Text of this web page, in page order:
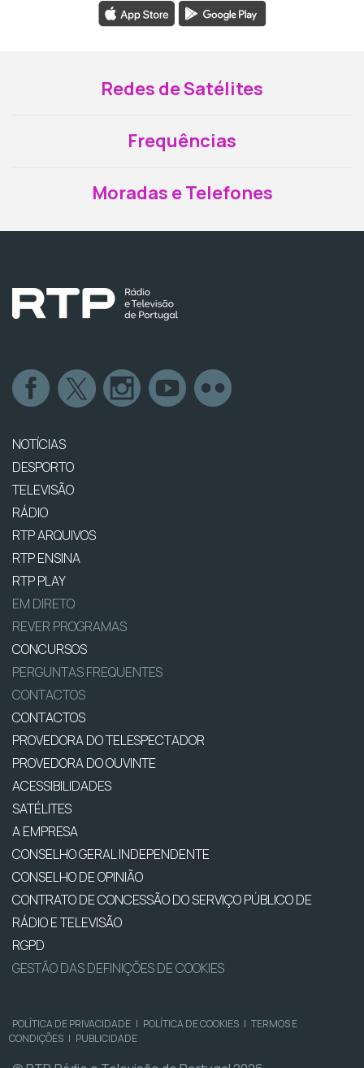
Redes de Satélites
Frequências
Moradas e Telefones
NOTÍCIAS
DESPORTO
TELEVISÃO
RÁDIO
RTP ARQUIVOS
RTP ENSINA
RTP PLAY
EM DIRETO
REVER PROGRAMAS
CONCURSOS
PERGUNTAS FREQUENTES
CONTACTOS
CONTACTOS
PROVEDORA DO TELESPECTADOR
PROVEDORA DO OUVINTE
ACESSIBILIDADES
SATÉLITES
A EMPRESA
CONSELHO GERAL INDEPENDENTE
CONSELHO DE OPINIÃO
CONTRATO DE CONCESSÃO DO SERVIÇO PÚBLICO DE
RÁDIO E TELEVISÃO
RGPD
GESTÃO DAS DEFINIÇÕES DE COOKIES
POLÍTICA DE PRIVACIDADE | POLÍTICA DE COOKIES | TERMOS E
CONDIÇÕES | PUBLICIDADE